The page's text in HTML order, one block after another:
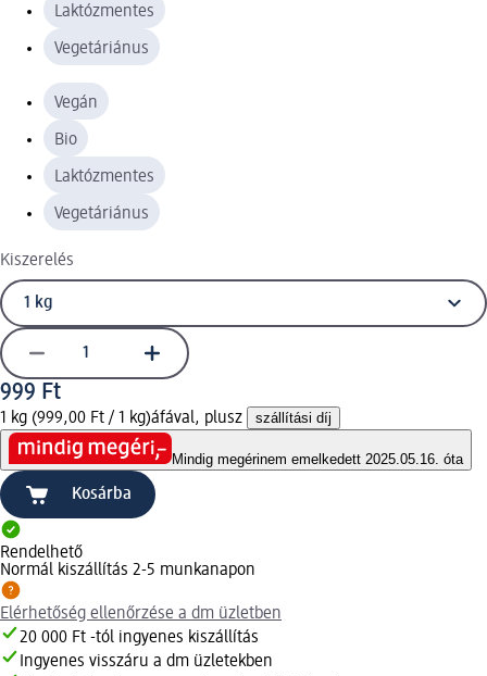
Laktózmentes
Vegetáriánus
Vegán
Bio
Laktózmentes
Vegetáriánus
Kiszerelés
999 Ft
1 kg (999,00 Ft / 1 kg)áfával, plusz szállítási díj
Mindig megérinem emelkedett 2025.05.16. óta
Kosárba
Rendelhető
Normál kiszállítás 2-5 munkanapon
Elérhetőség ellenőrzése a dm üzletben
20 000 Ft -tól ingyenes kiszállítás
Ingyenes visszáru a dm üzletekben